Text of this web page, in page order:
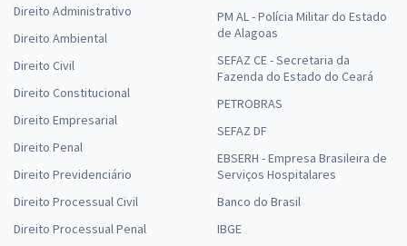
Direito Administrativo
Direito Ambiental
Direito Civil
Direito Constitucional
Direito Empresarial
Direito Penal
Direito Previdenciário
Direito Processual Civil
Direito Processual Penal
PM AL - Polícia Militar do Estado
de Alagoas
SEFAZ CE - Secretaria da
Fazenda do Estado do Ceará
PETROBRAS
SEFAZ DF
EBSERH - Empresa Brasileira de
Serviços Hospitalares
Banco do Brasil
IBGE